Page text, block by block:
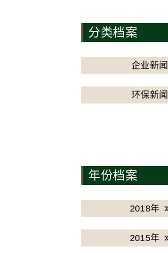
分类档案
企业新闻
环保新闻
年份档案
2018年
2015年